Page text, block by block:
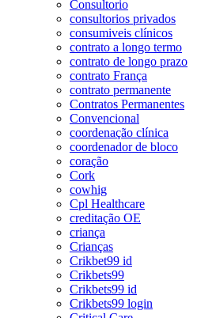
Consultorio
consultorios privados
consumiveis clínicos
contrato a longo termo
contrato de longo prazo
contrato França
contrato permanente
Contratos Permanentes
Convencional
coordenação clínica
coordenador de bloco
coração
Cork
cowhig
Cpl Healthcare
creditação OE
criança
Crianças
Crikbet99 id
Crikbets99
Crikbets99 id
Crikbets99 login